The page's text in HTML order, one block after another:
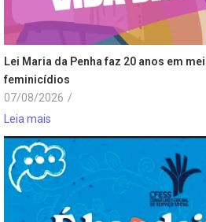
Lei Maria da Penha faz 20 anos em
feminicídios
07/08/2026 /
Leia mais